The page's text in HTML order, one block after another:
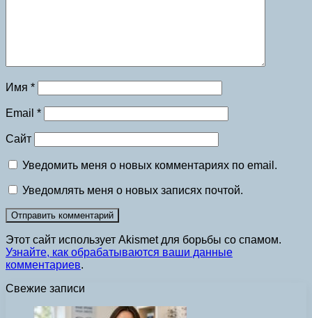
Имя *
Email *
Сайт
Уведомить меня о новых комментариях по email.
Уведомлять меня о новых записях почтой.
Этот сайт использует Akismet для борьбы со спамом.
Узнайте, как обрабатываются ваши данные
комментариев.
Свежие записи